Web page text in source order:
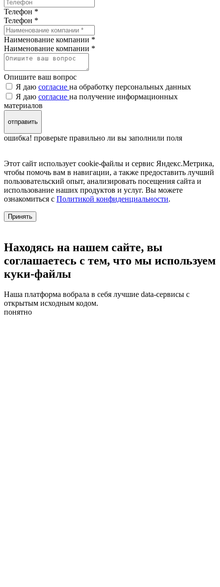
Телефон *
Телефон *
Наименование компании *
Наименование компании *
Опишите ваш вопрос
Я даю согласие на обработку персональных данных
Я даю согласие на получение информационных
материалов
отправить
ошибка! проверьте правильно ли вы заполнили поля
Этот сайт использует cookie-файлы и сервис Яндекс.Метрика,
чтобы помочь вам в навигации, а также предоставить лучший
пользовательский опыт, анализировать посещения сайта и
использование наших продуктов и услуг. Вы можете
ознакомиться с Политикой конфиденциальности.
Принять
Находясь на нашем сайте, вы
соглашаетесь с тем, что мы используем
куки-файлы
Наша платформа вобрала в себя лучшие data-сервисы с
открытым исходным кодом.
понятно